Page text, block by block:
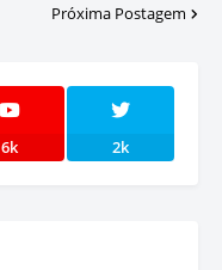
Próxima Postagem
6k 2k